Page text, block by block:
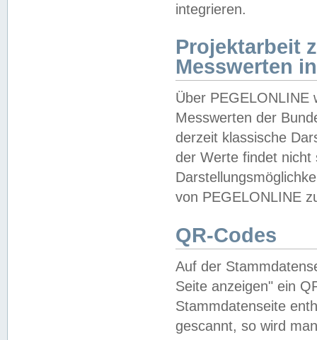
integrieren.
Projektarbeit
Messwerten
Über PEGELONLINE
Messwerten der
derzeit klassische
der Werte findet
von PEGELONLINE
QR-Codes
Auf der
Seite anzeigen" ein
Stammdatenseite
gescannt, so wird